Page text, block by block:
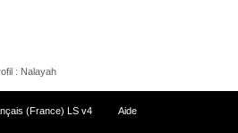
: Nalayah
(France) LS v4 Aide